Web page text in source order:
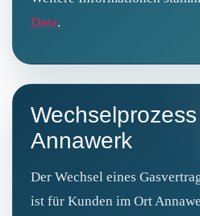
Data.
Annawerk
Der Wechsel eines
ist für Kunden im Ort